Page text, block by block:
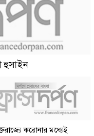
হুসাইন
করোনার মধ্যেই